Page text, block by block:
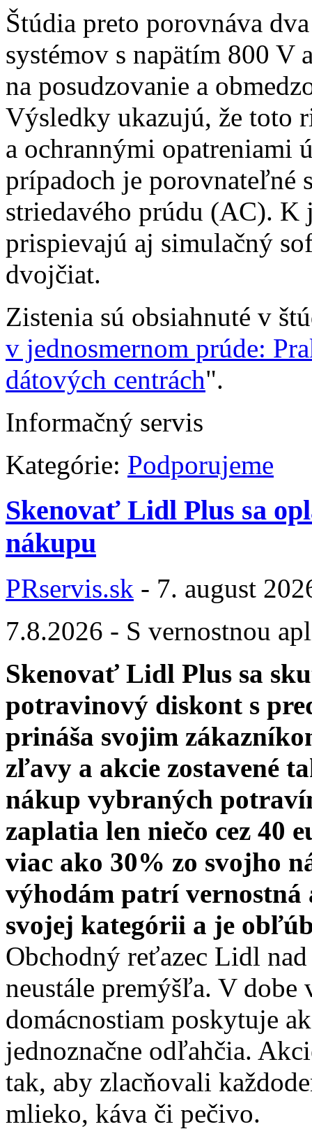
Štúdia preto porovnáva
systémov s napätím 800 V
na posudzovanie a
Výsledky ukazujú, že toto
a ochrannými opatreniami
prípadoch je porovnateľné
striedavého prúdu (AC). K
prispievajú aj simulačný
dvojčiat.
Zistenia sú obsiahnuté v
v jednosmernom prúde:
dátových centrách".
Informačný servis
Kategórie: Podporujeme
Skenovať Lidl Plus sa
nákupu
PRservis.sk - 7. august
7.8.2026 - S vernostnou
Skenovať Lidl Plus sa
potravinový diskont s
prináša svojim
zľavy a akcie zostavené
nákup vybraných
zaplatia len niečo cez 40
viac ako 30% zo svojho
výhodám patrí
svojej kategórii a je
Obchodný reťazec Lidl
neustále premýšľa. V
domácnostiam poskytuje
jednoznačne odľahčia.
tak, aby zlacňovali
mlieko, káva či pečivo.